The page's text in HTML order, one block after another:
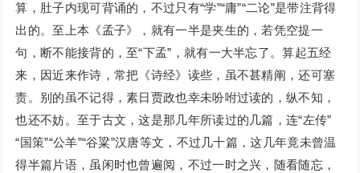
算，肚子内现可背诵的，不过只有“学”“庸”“二论”是带注背得
出的。至上本《孟子》，就有一半是夹生的，若凭空提一
句，断不能接背的，至“下孟”，就有一大半忘了。算起五经
来，因近来作诗，常把《诗经》读些，虽不甚精阐，还可塞
责。别的虽不记得，素日贾政也幸未吩咐过读的，纵不知，
也还不妨。至于古文，这是那几年所读过的几篇，连“左传”
“国策”“公羊”“谷粱”汉唐等文，不过几十篇，这几年竟未曾温
得半篇片语，虽闲时也曾遍阅，不过一时之兴，随看随忘，